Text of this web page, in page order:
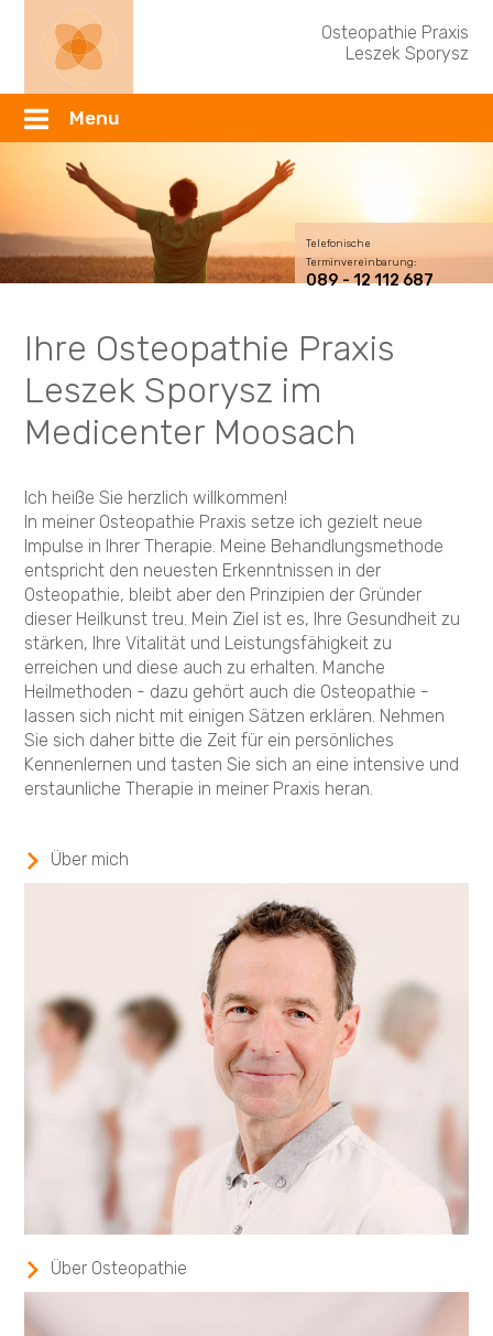
Osteopathie Praxis
Leszek Sporysz
Menu
Telefonische
Terminvereinbarung:
089 - 12 112 687
Ihre Osteopathie Praxis
Leszek Sporysz im
Medicenter Moosach
Ich heiße Sie herzlich willkommen!
In meiner Osteopathie Praxis setze ich gezielt neue
Impulse in Ihrer Therapie. Meine Behandlungsmethode
entspricht den neuesten Erkenntnissen in der
Osteopathie, bleibt aber den Prinzipien der Gründer
dieser Heilkunst treu. Mein Ziel ist es, Ihre Gesundheit zu
stärken, Ihre Vitalität und Leistungsfähigkeit zu
erreichen und diese auch zu erhalten. Manche
Heilmethoden - dazu gehört auch die Osteopathie -
lassen sich nicht mit einigen Sätzen erklären. Nehmen
Sie sich daher bitte die Zeit für ein persönliches
Kennenlernen und tasten Sie sich an eine intensive und
erstaunliche Therapie in meiner Praxis heran.
Über mich
Über Osteopathie